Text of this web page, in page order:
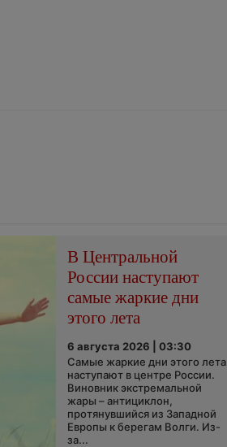
В Центральной
России наступают
самые жаркие дни
этого лета
6 августа 2026 | 03:30
Самые жаркие дни этого лета
наступают в центре России.
Виновник экстремальной
жары – антициклон,
протянувшийся из Западной
Европы к берегам Волги. Из-
за...